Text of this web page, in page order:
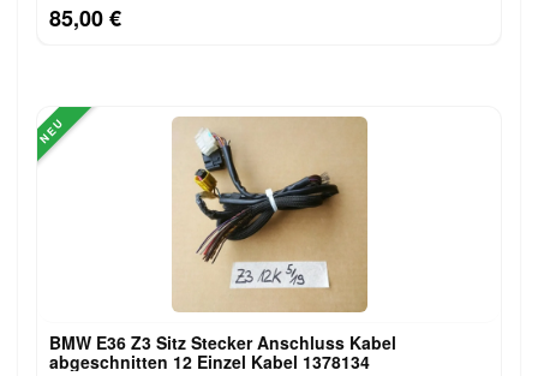
85,00 €
NEU
BMW E36 Z3 Sitz Stecker Anschluss Kabel
abgeschnitten 12 Einzel Kabel 1378134